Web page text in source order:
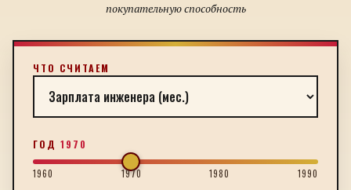
покупательную способность
ЧТО СЧИТАЕМ
ГОД 1970
1960 1970 1980 1990